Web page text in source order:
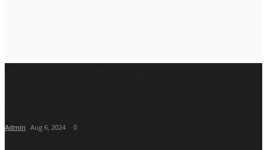
Admin Aug 6, 2024 0